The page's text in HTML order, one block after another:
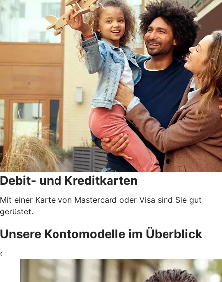
Debit- und Kreditkarten
Mit einer Karte von Mastercard oder Visa sind Sie gut
gerüstet.
Unsere Kontomodelle im Überblick
‹